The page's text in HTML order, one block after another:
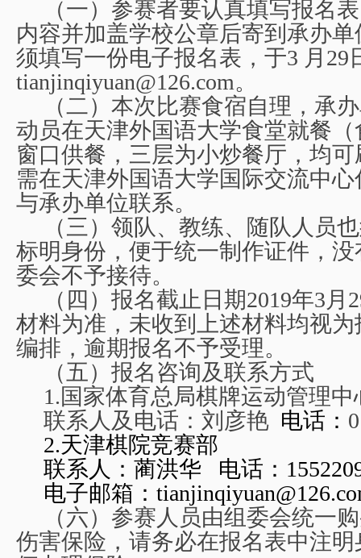
（一）参赛者要认真填写报名
内容并加盖学校公章后寄到承办
须填写一份电子报名表，于3 月29
tianjinqiyuan@126.com。
（二）本次比赛食宿自理，承
动员在天津外国语大学食堂就餐
窗口供餐，三层为小炒餐厅，均
需在天津外国语大学国际交流中
与承办单位联系。
（三）领队、教练、随队人员
标明身份，便于统一制作证件，
委会不予接待。
（四）报名截止日期2019年3
材料为准，未收到上述材料均视
编排，逾期报名不予受理。
（五）报名咨询及联系方式
1.国家体育总局棋牌运动管理
联系人及电话：刘彦艳 电话：
2.天津棋院竞赛部
联系人：蔺洪华 电话：
电子邮箱：
（六）参赛人员由组委会统一
伤害保险，请务必在报名表中注